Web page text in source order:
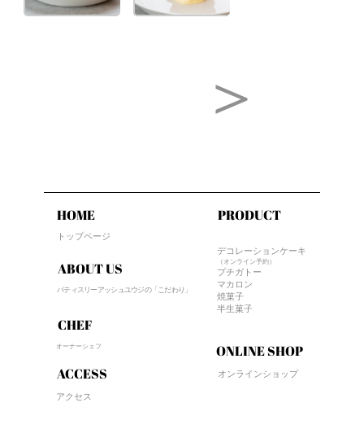
ONLINE SHOP
ACCESS
ABOUT US
PRODUCT
CHEF
HOME
デコレーションケーキ
（オンライン予約）
プチガトー
マカロン
焼菓子
半生菓子
オンラインショップ
トップページ
パティスリーアッシュユウジの「こだわり」
オーナーシェフ
アクセス
＞